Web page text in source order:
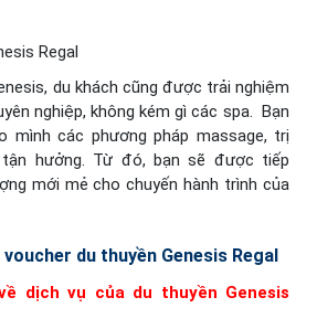
du khách cũng được trải nghiệm
nghiệp, không kém gì các spa. Bạn
mình các phương pháp massage, trị
hưởng. Từ đó, bạn sẽ được tiếp
mới mẻ cho chuyến hành trình của
du thuyền Genesis Regal
dịch vụ của du thuyền Genesis